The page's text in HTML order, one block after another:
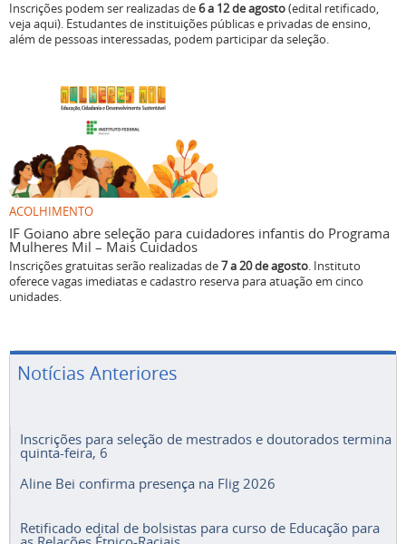
Inscrições podem ser realizadas de6 a 12 de agosto(edital retificado,
veja aqui). Estudantes de instituições públicas e privadas de ensino,
além de pessoas interessadas, podem participar da seleção.
ACOLHIMENTO
IF Goiano abre seleção para cuidadores infantis do Programa
Mulheres Mil – Mais Cuidados
Inscrições gratuitas serão realizadas de7 a 20 de agosto. Instituto
oferece vagas imediatas e cadastro reserva para atuação em cinco
unidades.
Notícias Anteriores
Inscrições para seleção de mestrados e doutorados termina
quinta-feira, 6
Aline Bei confirma presença na Flig 2026
Retificado edital de bolsistas para curso de Educação para